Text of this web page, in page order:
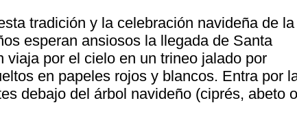
tradición y la celebración navideña de la
esperan ansiosos la llegada de Santa
viaja por el cielo en un trineo jalado por
en papeles rojos y blancos. Entra por
debajo del árbol navideño (ciprés, abeto